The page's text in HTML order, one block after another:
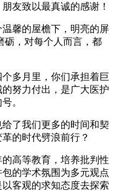
友致以最真诚的感谢！
馨的屋檐下，明亮的屏
砺，对每个人而言，都
多月里，你们承担着巨
努力付出，是广大医护
。
了我们更多的时间和契
的时代劈浪前行？
高等教育，培养批判性
的学术氛围为多元观点
客观的求知态度去探索